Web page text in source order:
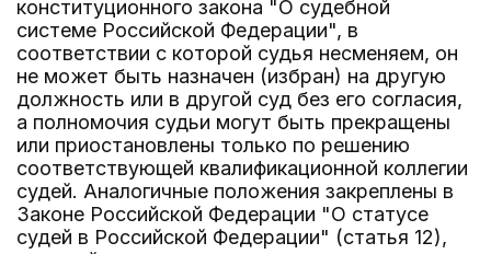
конституционного закона "О судебной
системе Российской Федерации", в
соответствии с которой судья несменяем, он
не может быть назначен (избран) на другую
должность или в другой суд без его согласия,
а полномочия судьи могут быть прекращены
или приостановлены только по решению
соответствующей квалификационной коллегии
судей. Аналогичные положения закреплены в
Законе Российской Федерации "О статусе
судей в Российской Федерации" (статья 12),